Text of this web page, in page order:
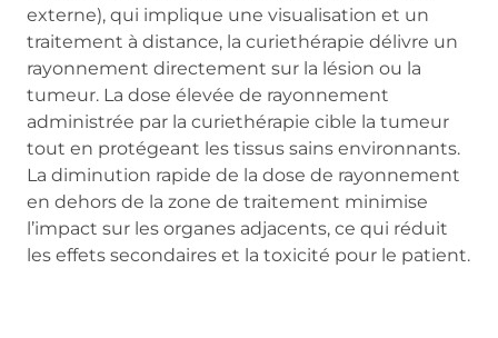
externe), qui implique une visualisation et un
traitement à distance, la curiethérapie délivre un
rayonnement directement sur la lésion ou la
tumeur. La dose élevée de rayonnement
administrée par la curiethérapie cible la tumeur
tout en protégeant les tissus sains environnants.
La diminution rapide de la dose de rayonnement
en dehors de la zone de traitement minimise
l’impact sur les organes adjacents, ce qui réduit
les effets secondaires et la toxicité pour le patient.